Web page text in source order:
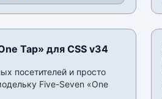
Tap» для CSS v34
посетителей и просто
Five-Seven «One